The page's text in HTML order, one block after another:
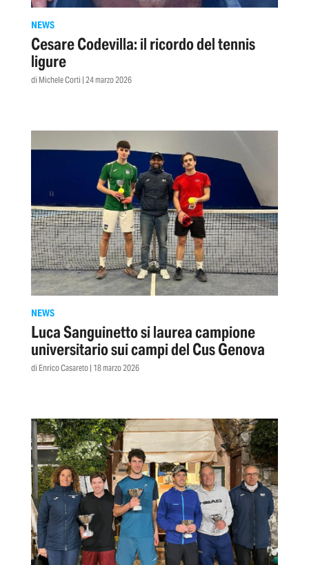
NEWS
Cesare Codevilla: il ricordo del tennis
ligure
di Michele Corti | 24 marzo 2026
NEWS
Luca Sanguinetto si laurea campione
universitario sui campi del Cus Genova
di Enrico Casareto | 18 marzo 2026